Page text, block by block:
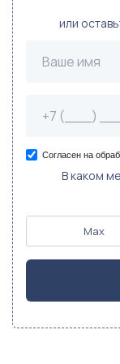
или
Согласен на
В каком
Max